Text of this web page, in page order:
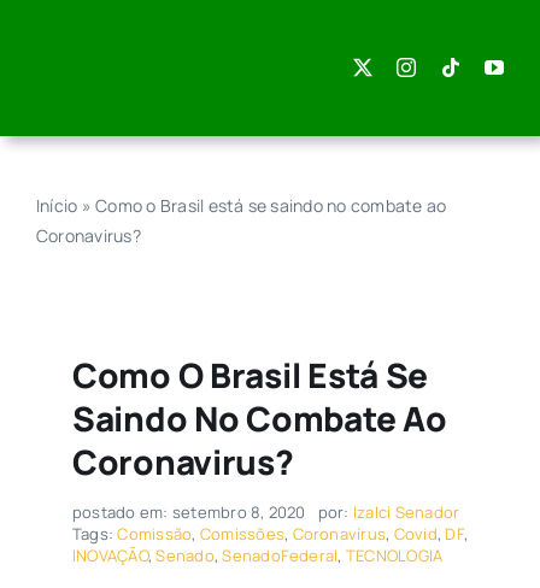
Início »Como o Brasil está se saindo no combate ao
Coronavirus?
Como O Brasil Está Se
Saindo No Combate Ao
Coronavirus?
postado em: setembro 8, 2020 por: Izalci Senador
Tags:Comissão, Comissões, Coronavírus, Covid, DF,
INOVAÇÃO,Senado,SenadoFederal, TECNOLOGIA